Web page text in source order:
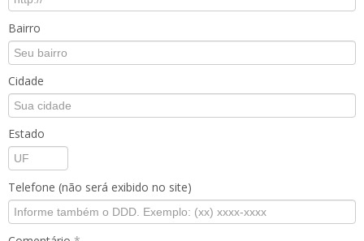
Bairro
Cidade
Estado
Telefone (não será exibido no site)